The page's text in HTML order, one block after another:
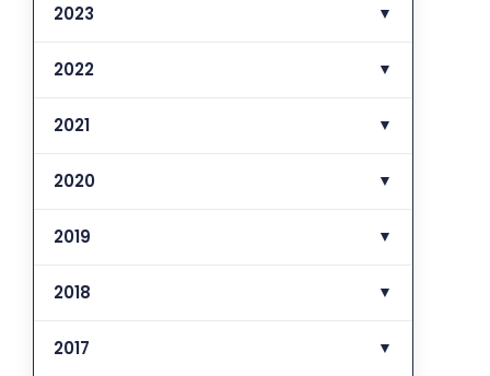
2023 ▼
2022 ▼
2021 ▼
2020 ▼
2019 ▼
2018 ▼
2017 ▼